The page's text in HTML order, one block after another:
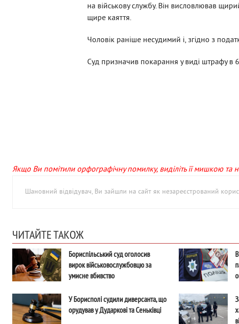
на військову службу. Він висловлював
щире каяття.
Чоловік раніше несудимий і, згідно з
Суд призначив покарання у виді штрафу в
Якщо Ви помітили орфографічну помилку, виділіть її мишкою та
Шановний відвідувач, Ви зайшли на сайт як незареєстрований
ЧИТАЙТЕ ТАКОЖ
Бориспільський суд оголосив
вирок військовослужбовцю за
умисне вбивство
У Борисполі судили диверсанта, що
орудував у Дударкові та Сеньківці